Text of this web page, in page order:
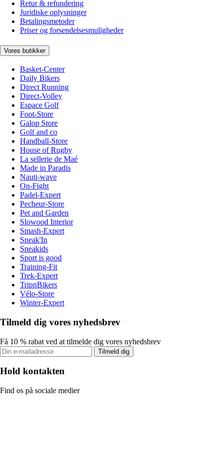
Retur & refundering
Juridiske oplysninger
Betalingsmetoder
Priser og forsendelsesmuligheder
Vores butikker
Basket-Center
Daily Bikers
Direct Running
Direct-Volley
Espace Golf
Foot-Store
Galop Store
Golf and co
Handball-Store
House of Rugby
La sellerie de Maé
Made in Paradis
Nauti-wave
On-Fight
Padel-Expert
Pecheur-Store
Pet and Garden
Slowood Interior
Smash-Expert
Sneak'In
Sneakids
Sport is good
Training-Fit
Trek-Expert
TripnBikers
Vélo-Store
Winter-Expert
Tilmeld dig vores nyhedsbrev
Få 10 % rabat ved at tilmelde dig vores nyhedsbrev
Tilmeld dig
Hold kontakten
Find os på sociale medier